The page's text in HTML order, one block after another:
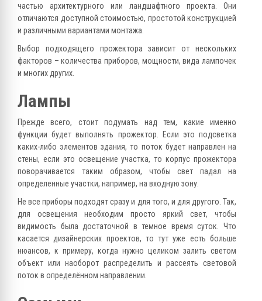
частью архитектурного или ландшафтного проекта. Они
отличаются доступной стоимостью, простотой конструкцией
и различными вариантами монтажа.
Выбор подходящего прожектора зависит от нескольких
факторов – количества приборов, мощности, вида лампочек
и многих других.
Лампы
Прежде всего, стоит подумать над тем, какие именно
функции будет выполнять прожектор. Если это подсветка
каких-либо элементов здания, то поток будет направлен на
стены, если это освещение участка, то корпус прожектора
поворачивается таким образом, чтобы свет падал на
определенные участки, например, на входную зону.
Не все приборы подходят сразу и для того, и для другого. Так,
для освещения необходим просто яркий свет, чтобы
видимость была достаточной в темное время суток. Что
касается дизайнерских проектов, то тут уже есть больше
нюансов, к примеру, когда нужно целиком залить светом
объект или наоборот распределить и рассеять световой
поток в определённом направлении.